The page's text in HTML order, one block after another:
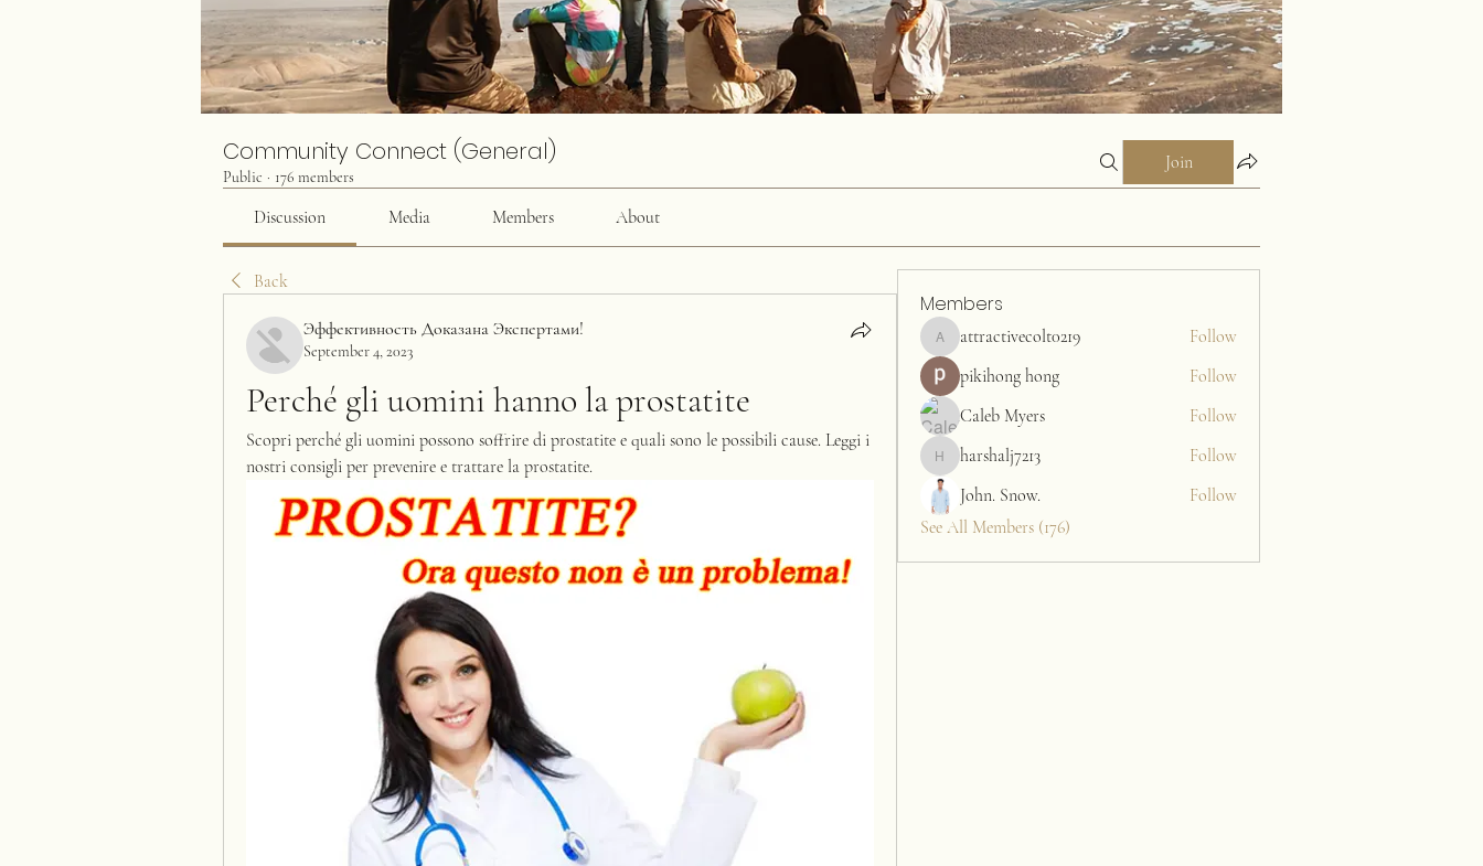
Community Connect (General)
Public · 176 members
Join
Discussion Media Members About
Back
Эффективность Доказана Экспертами!
September 4, 2023
Perché gli uomini hanno la prostatite
Scopri perché gli uomini possono soffrire di prostatite e quali sono le possibili cause. Leggi i
nostri consigli per prevenire e trattare la prostatite.
Members
attractivecolt0219
attractivecolt0219
Follow
pikihong hong
Follow
Caleb Myers
Follow
harshalj7213
harshalj7213
Follow
John. Snow.
Follow
See All Members (176)